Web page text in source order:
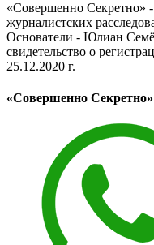
«Совершенно Секретно»
журналистских
Основатели - Юлиан
свидетельство о
25.12.2020 г.
«Совершенно